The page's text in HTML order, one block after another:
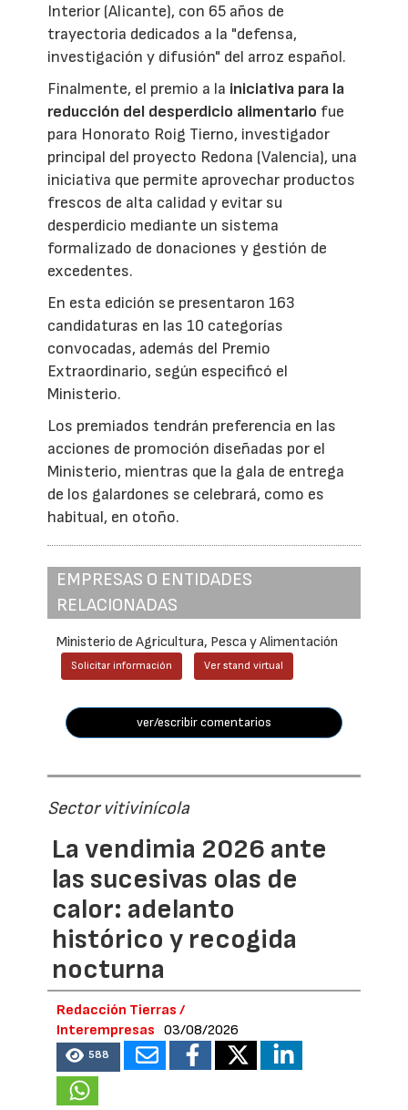
Interior (Alicante), con 65 años de
trayectoria dedicados a la "defensa,
investigación y difusión" del arroz español.
Finalmente, el premio a la iniciativa para la
reducción del desperdicio alimentario fue
para Honorato Roig Tierno, investigador
principal del proyecto Redona (Valencia), una
iniciativa que permite aprovechar productos
frescos de alta calidad y evitar su
desperdicio mediante un sistema
formalizado de donaciones y gestión de
excedentes.
En esta edición se presentaron 163
candidaturas en las 10 categorías
convocadas, además del Premio
Extraordinario, según especificó el
Ministerio.
Los premiados tendrán preferencia en las
acciones de promoción diseñadas por el
Ministerio, mientras que la gala de entrega
de los galardones se celebrará, como es
habitual, en otoño.
EMPRESAS O ENTIDADES
RELACIONADAS
Ministerio de Agricultura, Pesca y Alimentación
Solicitar información Ver stand virtual
ver/escribir comentarios
Sector vitivinícola
La vendimia 2026 ante
las sucesivas olas de
calor: adelanto
histórico y recogida
nocturna
Redacción Tierras /
Interempresas
03/08/2026
588